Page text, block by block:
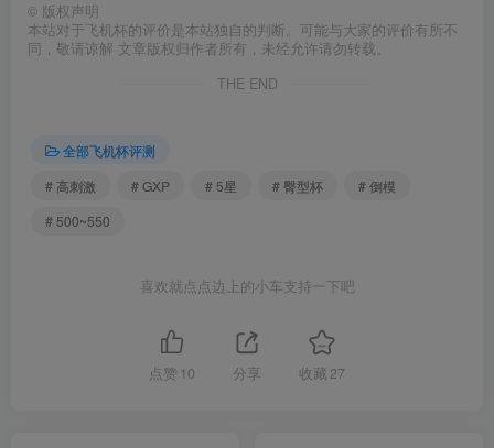
© 版权声明
本站对于飞机杯的评价是本站独自的判断。可能与大家的评价有所不
同，敬请谅解 文章版权归作者所有，未经允许请勿转载。
THE END
全部飞机杯评测
# 高刺激
# GXP # 5星 # 臀型杯
# 倒模
# 500~550
喜欢就点点边上的小车支持一下吧
点赞 10 分享 收藏 27